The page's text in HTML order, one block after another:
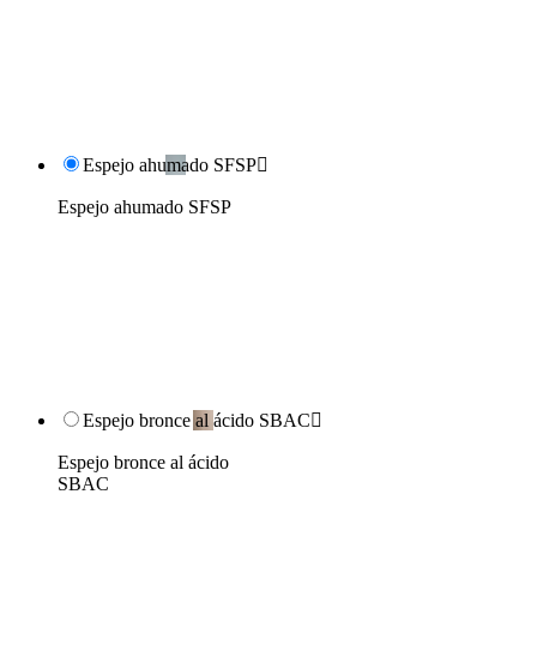
Espejo ahumado SFSP
Espejo ahumado SFSP
Espejo bronce al ácido SBAC
Espejo bronce al ácido
SBAC